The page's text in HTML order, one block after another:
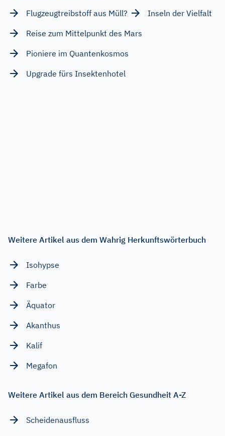
Flugzeugtreibstoff aus Müll?
Inseln der Vielfalt
Reise zum Mittelpunkt des Mars
Pioniere im Quantenkosmos
Upgrade fürs Insektenhotel
Weitere Artikel aus dem Wahrig Herkunftswörterbuch
Isohypse
Farbe
Äquator
Akanthus
Kalif
Megafon
Weitere Artikel aus dem Bereich Gesundheit A-Z
Scheidenausfluss